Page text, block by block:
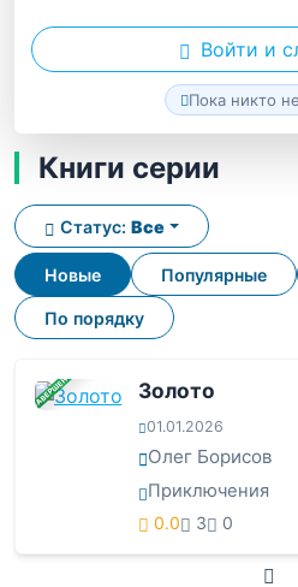
Войти и
Пока никто
Книги серии
Новые Популярные
По порядку
Статус: Все
ЗАВЕРШЕНА Золото
01.01.2026
Олег Борисов
Приключения
0.0 3 0